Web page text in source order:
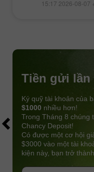
15:17 2026-08-07
THAM
Tiền gửi lần
Ký quỹ tài khoản của
$1000 nhiều hơn!
Trong Tháng 8 chúng
Chancy Deposit!
Có được một cơ hội
$3000 vào một tài
kiện này, bạn trởNHẬN